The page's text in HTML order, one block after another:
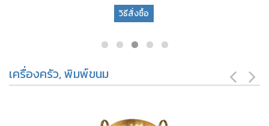
วิธีสั่งซื้อ
เครื่องครัว, พิมพ์ขนม